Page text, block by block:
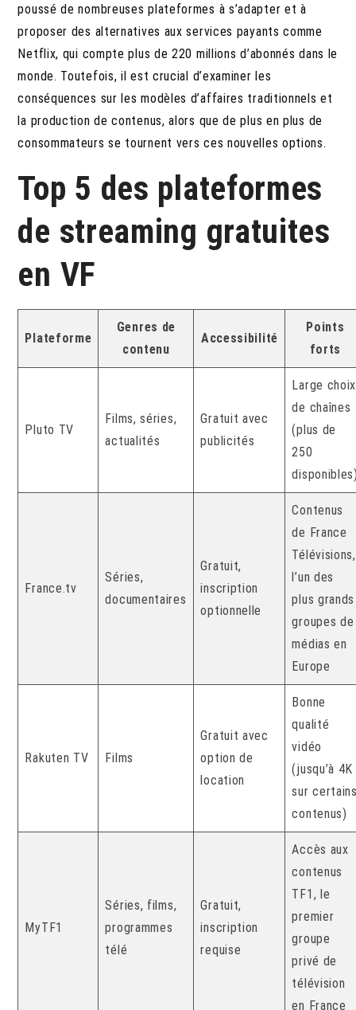
poussé de nombreuses plateformes à s’adapter et à
proposer des alternatives aux services payants comme
Netflix, qui compte plus de 220 millions d’abonnés dans le
monde. Toutefois, il est crucial d’examiner les
conséquences sur les modèles d’affaires traditionnels et
la production de contenus, alors que de plus en plus de
consommateurs se tournent vers ces nouvelles options.
Top 5 des plateformes
de streaming gratuites
en VF
Plateforme
Genres de
contenu
Accessibilité
Points
forts
Pluto TV
Films, séries,
actualités
Gratuit avec
publicités
Large choix
de chaînes
(plus de
250
France.tv
Séries,
documentaires
Gratuit,
inscription
optionnelle
Contenus
de France
Télévisions,
l’un des
plus grands
groupes de
médias en
Europe
Rakuten TV Films
Gratuit avec
option de
location
Bonne
qualité
vidéo
(jusqu’à 4K
sur
contenus)
MyTF1
Séries, films,
programmes
télé
Gratuit,
inscription
requise
Accès aux
contenus
TF1, le
premier
groupe
privé de
télévision
en France